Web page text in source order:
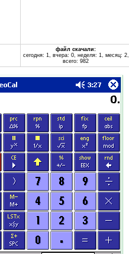
файл скачали:
сегодня: 1, вчера: 0, неделя: 1, месяц: 2,
всего: 982